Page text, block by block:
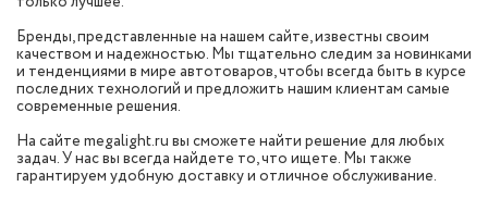
Бренды, представленные на нашем сайте, известны своим
качеством и надежностью. Мы тщательно следим за новинками
и тенденциями в мире автотоваров, чтобы всегда быть в курсе
последних технологий и предложить нашим клиентам самые
современные решения.
На сайте megalight.ru вы сможете найти решение для любых
задач. У нас вы всегда найдете то, что ищете. Мы также
гарантируем удобную доставку и отличное обслуживание.